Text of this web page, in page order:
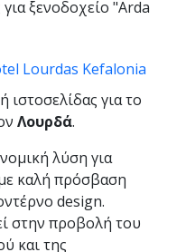
για το
Λουρδά.
λύση για
καλή πρόσβαση
design.
στην προβολή του
και της